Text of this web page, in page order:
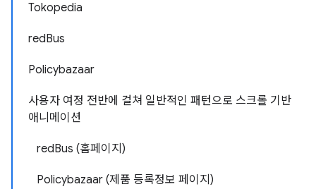
Tokopedia
redBus
Policybazaar
사용자 여정 전반에 걸쳐 일반적인 패턴으로 스크롤 기반
애니메이션
redBus (홈페이지)
Policybazaar (제품 등록정보 페이지)